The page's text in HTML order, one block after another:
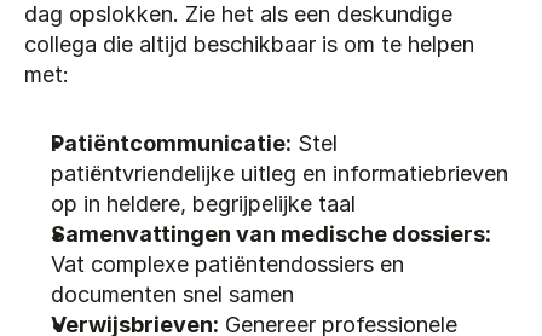
dag opslokken. Zie het als een deskundige
collega die altijd beschikbaar is om te helpen
met:
Patiëntcommunicatie: Stel
patiëntvriendelijke uitleg en informatiebrieven
op in heldere, begrijpelijke taal
Samenvattingen van medische dossiers:
Vat complexe patiëntendossiers en
documenten snel samen
Verwijsbrieven: Genereer professionele